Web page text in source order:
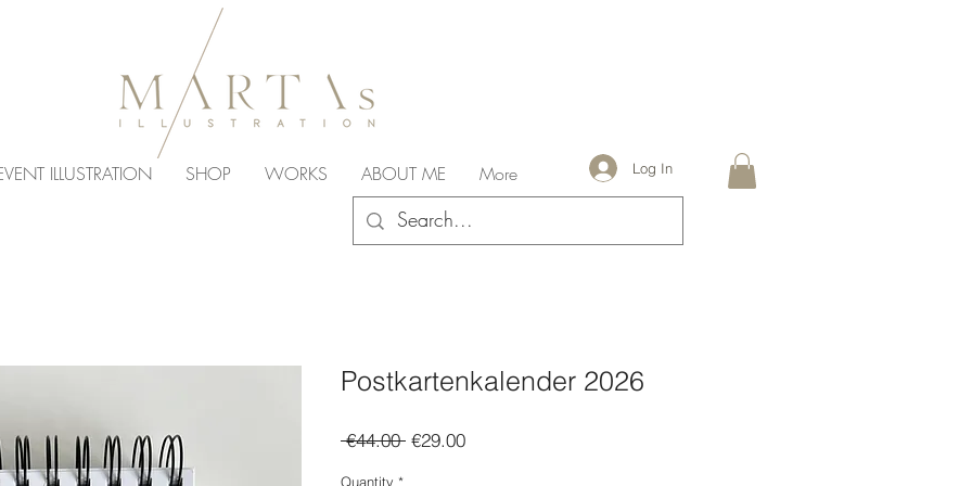
ILLUSTRATION SHOP WORKS ABOUT ME More Log In
Postkartenkalender 2026
€44.00 Regular
€29.00Sale
Quantity *